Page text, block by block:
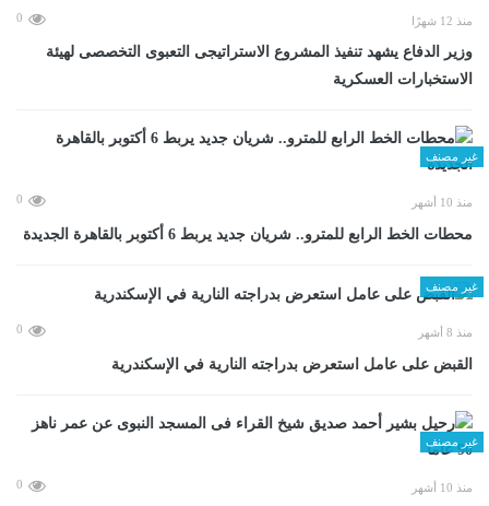
منذ 12 شهرًا 0
وزير الدفاع يشهد تنفيذ المشروع الاستراتيجى التعبوى التخصصى لهيئة
الاستخبارات العسكرية
غير مصنف
منذ 10 أشهر 0
محطات الخط الرابع للمترو.. شريان جديد يربط 6 أكتوبر بالقاهرة الجديدة
غير مصنف
منذ 8 أشهر 0
القبض على عامل استعرض بدراجته النارية في الإسكندرية
غير مصنف
منذ 10 أشهر 0